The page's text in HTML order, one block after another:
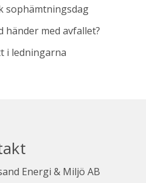
sophämtningsdag
händer med avfallet?
i ledningarna
Energi & Miljö AB